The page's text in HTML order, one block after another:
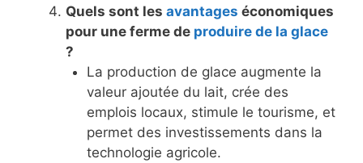
Quels sont les avantages économiques
pour une ferme de produire de la glace
?
La production de glace augmente la
valeur ajoutée du lait, crée des
emplois locaux, stimule le tourisme, et
permet des investissements dans la
technologie agricole.